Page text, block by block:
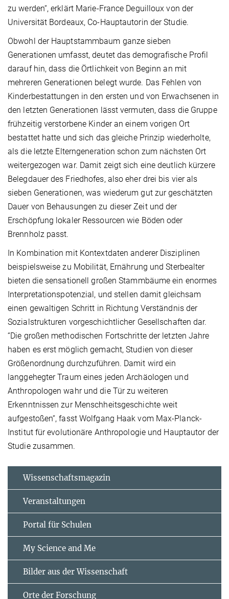
zu werden“, erklärt Marie-France Deguilloux von der
Universität Bordeaux, Co-Hauptautorin der Studie.
Obwohl der Hauptstammbaum ganze sieben
Generationen umfasst, deutet das demografische Profil
darauf hin, dass die Örtlichkeit von Beginn an mit
mehreren Generationen belegt wurde. Das Fehlen von
Kinderbestattungen in den ersten und von Erwachsenen in
den letzten Generationen lässt vermuten, dass die Gruppe
frühzeitig verstorbene Kinder an einem vorigen Ort
bestattet hatte und sich das gleiche Prinzip wiederholte,
als die letzte Elterngeneration schon zum nächsten Ort
weitergezogen war. Damit zeigt sich eine deutlich kürzere
Belegdauer des Friedhofes, also eher drei bis vier als
sieben Generationen, was wiederum gut zur geschätzten
Dauer von Behausungen zu dieser Zeit und der
Erschöpfung lokaler Ressourcen wie Böden oder
Brennholz passt.
In Kombination mit Kontextdaten anderer Disziplinen
beispielsweise zu Mobilität, Ernährung und Sterbealter
bieten die sensationell großen Stammbäume ein enormes
Interpretationspotenzial, und stellen damit gleichsam
einen gewaltigen Schritt in Richtung Verständnis der
Sozialstrukturen vorgeschichtlicher Gesellschaften dar.
“Die großen methodischen Fortschritte der letzten Jahre
haben es erst möglich gemacht, Studien von dieser
Größenordnung durchzuführen. Damit wird ein
langgehegter Traum eines jeden Archäologen und
Anthropologen wahr und die Tür zu weiteren
Erkenntnissen zur Menschheitsgeschichte weit
aufgestoßen“, fasst Wolfgang Haak vom Max-Planck-
Institut für evolutionäre Anthropologie und Hauptautor der
Studie zusammen.
Wissenschaftsmagazin
Veranstaltungen
Portal für Schulen
My Science and Me
Bilder aus der Wissenschaft
Orte der Forschung